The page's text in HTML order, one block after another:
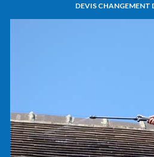
DEVIS CHANGEMENT